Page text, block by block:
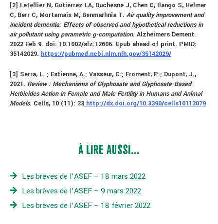
[2] Letellier N, Gutierrez LA, Duchesne J, Chen C, Ilango S, Helmer
C, Berr C, Mortamais M, Benmarhnia T. Air quality improvement and
incident dementia: Effects of observed and hypothetical reductions in
air pollutant using parametric g-computation. Alzheimers Dement.
2022 Feb 9. doi: 10.1002/alz.12606. Epub ahead of print. PMID:
35142029. https://pubmed.ncbi.nlm.nih.gov/35142029/
[3] Serra, L. ; Estienne, A.; Vasseur, C.; Froment, P.; Dupont, J.,
2021. Review : Mechanisms of Glyphosate and Glyphosate-Based
Herbicides Action in Female and Male Fertility in Humans and Animal
Models. Cells, 10 (11): 33 http://dx.doi.org/10.3390/cells10113079
À LIRE AUSSI...
Les brèves de l’ASEF – 18 mars 2022
Les brèves de l’ASEF – 9 mars 2022
Les brèves de l’ASEF – 18 février 2022